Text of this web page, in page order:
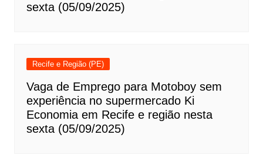
sexta (05/09/2025)
Recife e Região (PE)
Vaga de Emprego para Motoboy sem
experiência no supermercado Ki
Economia em Recife e região nesta
sexta (05/09/2025)